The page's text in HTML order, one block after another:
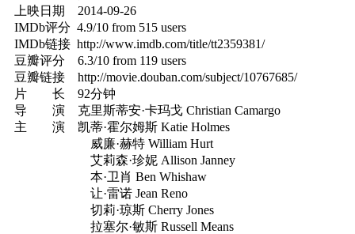
上映日期 2014-09-26
IMDb评分 4.9/10 from 515 users
IMDb链接 http://www.imdb.com/title/tt2359381/
豆瓣评分 6.3/10 from 119 users
豆瓣链接 http://movie.douban.com/subject/10767685/
片 长 92分钟
导 演 克里斯蒂安·卡玛戈 Christian Camargo
主 演 凯蒂·霍尔姆斯 Katie Holmes
威廉·赫特 William Hurt
艾莉森·珍妮 Allison Janney
本·卫肖 Ben Whishaw
让·雷诺 Jean Reno
切莉·琼斯 Cherry Jones
拉塞尔·敏斯 Russell Means